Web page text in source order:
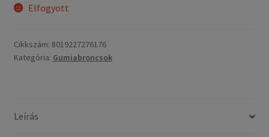
Elfogyott
Cikkszám: 8019227276176
Kategória: Gumiabroncsok
Leírás